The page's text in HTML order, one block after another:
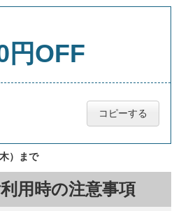
円OFF
コピーする
）まで
用時の注意事項